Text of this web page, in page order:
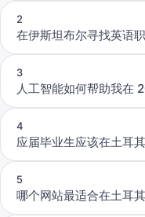
2
在伊斯坦布尔寻找英语
3
人工智能如何帮助我在
4
应届毕业生应该在土耳
5
哪个网站最适合在土耳